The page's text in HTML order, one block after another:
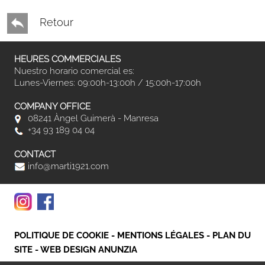
Retour
HEURES COMMERCIALES
Nuestro horario comercial es:
Lunes-Viernes: 09:00h-13:00h / 15:00h-17:00h
COMPANY OFFICE
08241 Àngel Guimerà - Manresa
+34 93 189 04 04
CONTACT
info@marti1921.com
POLITIQUE DE COOKIE - MENTIONS LÉGALES - PLAN DU
SITE -WEB DESIGN ANUNZIA